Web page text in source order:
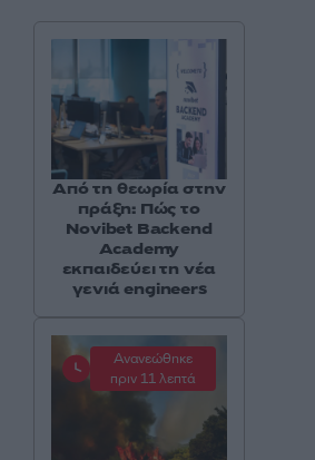
Από τη θεωρία στην
πράξη: Πώς το
Novibet Backend
Academy
εκπαιδεύει τη νέα
γενιά engineers
Ανανεώθηκε
πριν 11 λεπτά